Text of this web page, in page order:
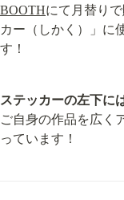
BOOTHにて月替り
カー（しかく）」に
す！
ステッカーの左下に
ご自身の作品を広く
っています！